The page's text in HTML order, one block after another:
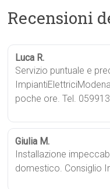
Recensioni
Luca R.
Servizio puntuale e
poche ore. Tel.
Giulia M.
Installazione
domestico. Consiglio